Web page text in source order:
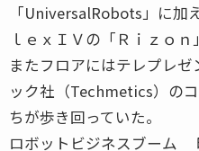
「UniversalRobots」に加
ｌｅｘＩＶの「Ｒｉｚｏｎ
またフロアにはテレプレ
ック社（Techmetics）の
ちが歩き回っていた。
ロボットビジネスブーム